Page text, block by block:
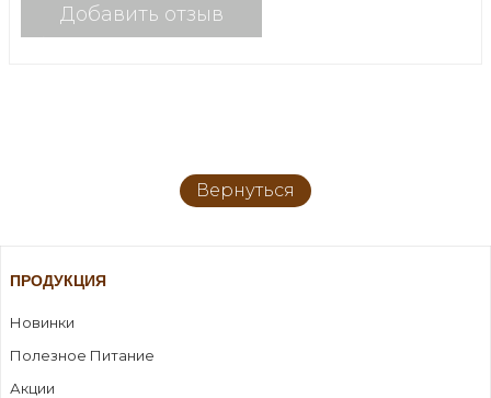
Добавить отзыв
Вернуться
ПРОДУКЦИЯ
Новинки
Полезное Питание
Акции